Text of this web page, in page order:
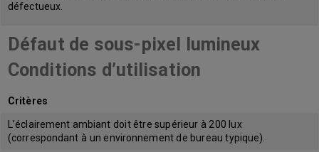
défectueux.
Défaut de sous-pixel lumineux
Conditions d’utilisation
Critères
L’éclairement ambiant doit être supérieur à 200 lux
(correspondant à un environnement de bureau typique).